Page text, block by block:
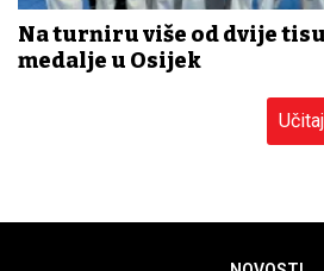
Na turniru više od dvije
medalje u Osijek